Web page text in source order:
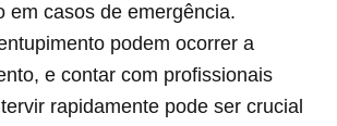
em casos de emergência.
podem ocorrer a
e contar com profissionais
rapidamente pode ser crucial